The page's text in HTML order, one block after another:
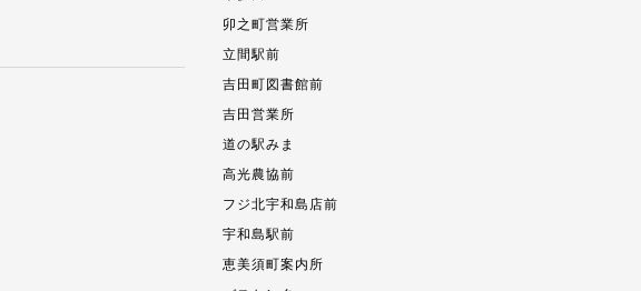
卯之町営業所
立間駅前
吉田町図書館前
吉田営業所
道の駅みま
高光農協前
フジ北宇和島店前
宇和島駅前
恵美須町案内所